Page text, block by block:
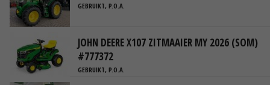
GEBRUIKT, P.O.A.
JOHN DEERE X107 ZITMAAIER MY 2026 (SOM)
#777372
GEBRUIKT, P.O.A.